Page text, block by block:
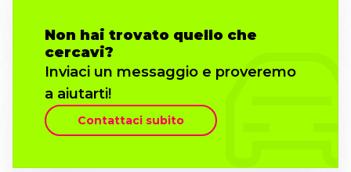
Non hai trovato quello che
cercavi?
Inviaci un messaggio e proveremo
a aiutarti!
Contattaci subito